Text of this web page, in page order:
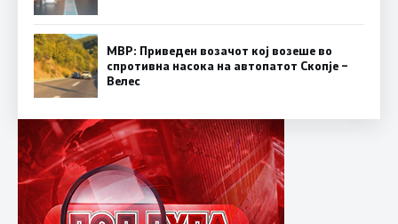
МВР: Приведен возачот кој возеше во
спротивна насока на автопатот Скопје –
Велес